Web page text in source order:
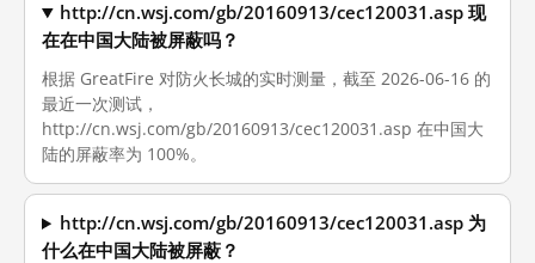
http://cn.wsj.com/gb/20160913/cec120031.asp 现
在在中国大陆被屏蔽吗？
根据 GreatFire 对防火长城的实时测量，截至 2026-06-16 的
最近一次测试，
http://cn.wsj.com/gb/20160913/cec120031.asp 在中国大
陆的屏蔽率为 100%。
http://cn.wsj.com/gb/20160913/cec120031.asp 为
什么在中国大陆被屏蔽？